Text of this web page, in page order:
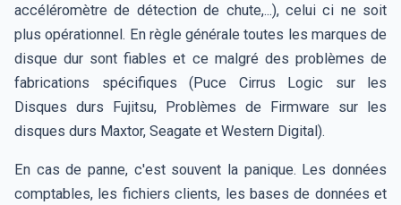
accéléromètre de détection de chute,...), celui ci ne soit
plus opérationnel. En règle générale toutes les marques de
disque dur sont fiables et ce malgré des problèmes de
fabrications spécifiques (Puce Cirrus Logic sur les
Disques durs Fujitsu, Problèmes de Firmware sur les
disques durs Maxtor, Seagate et Western Digital).
En cas de panne, c'est souvent la panique. Les données
comptables, les fichiers clients, les bases de données et